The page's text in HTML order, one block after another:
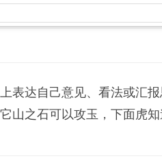
表达自己意见、看法或汇
山之石可以攻玉，下面虎